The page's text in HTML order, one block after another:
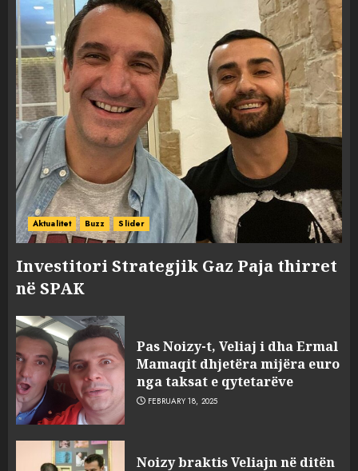
Aktualitet Buzz Slider
Investitori Strategjik Gaz Paja thirret
në SPAK
Pas Noizy-t, Veliaj i dha Ermal
Mamaqit dhjetëra mijëra euro
nga taksat e qytetarëve
FEBRUARY 18, 2025
Noizy braktis Veliajn në ditën
sulmuan “One Albania”,